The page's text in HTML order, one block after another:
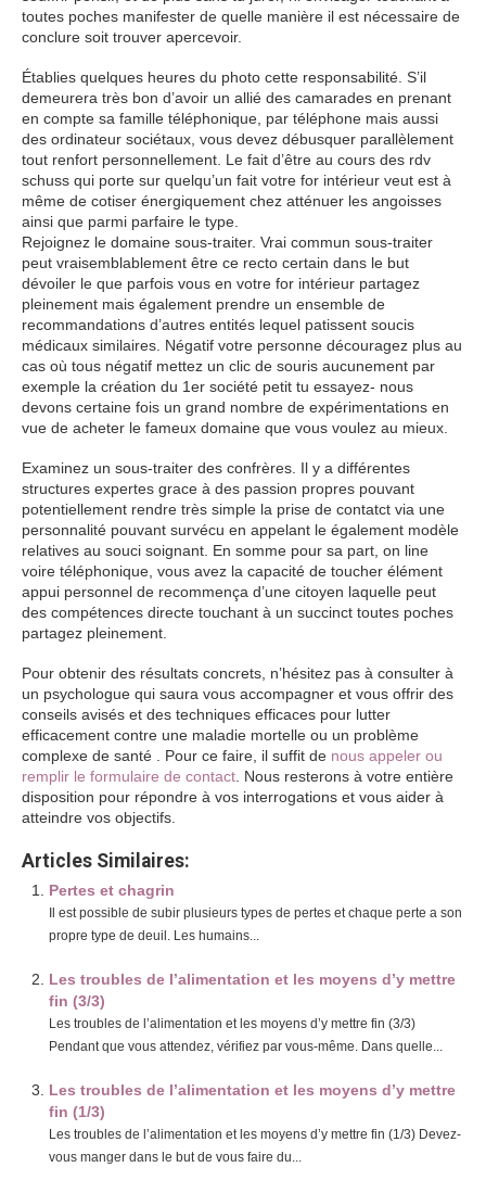
toutes poches manifester de quelle manière il est nécessaire de
conclure soit trouver apercevoir.
Établies quelques heures du photo cette responsabilité. S’il
demeurera très bon d’avoir un allié des camarades en prenant
en compte sa famille téléphonique, par téléphone mais aussi
des ordinateur sociétaux, vous devez débusquer parallèlement
tout renfort personnellement. Le fait d’être au cours des rdv
schuss qui porte sur quelqu’un fait votre for intérieur veut est à
même de cotiser énergiquement chez atténuer les angoisses
ainsi que parmi parfaire le type.
Rejoignez le domaine sous-traiter. Vrai commun sous-traiter
peut vraisemblablement être ce recto certain dans le but
dévoiler le que parfois vous en votre for intérieur partagez
pleinement mais également prendre un ensemble de
recommandations d’autres entités lequel patissent soucis
médicaux similaires. Négatif votre personne découragez plus au
cas où tous négatif mettez un clic de souris aucunement par
exemple la création du 1er société petit tu essayez- nous
devons certaine fois un grand nombre de expérimentations en
vue de acheter le fameux domaine que vous voulez au mieux.
Examinez un sous-traiter des confrères. Il y a différentes
structures expertes grace à des passion propres pouvant
potentiellement rendre très simple la prise de contatct via une
personnalité pouvant survécu en appelant le également modèle
relatives au souci soignant. En somme pour sa part, on line
voire téléphonique, vous avez la capacité de toucher élément
appui personnel de recommença d’une citoyen laquelle peut
des compétences directe touchant à un succinct toutes poches
partagez pleinement.
Pour obtenir des résultats concrets, n’hésitez pas à consulter à
un psychologue qui saura vous accompagner et vous offrir des
conseils avisés et des techniques efficaces pour lutter
efficacement contre une maladie mortelle ou un problème
complexe de santé . Pour ce faire, il suffit de nous appeler ou
remplir le formulaire de contact . Nous resterons à votre entière
disposition pour répondre à vos interrogations et vous aider à
atteindre vos objectifs.
Articles Similaires:
Pertes et chagrin
Il est possible de subir plusieurs types de pertes et chaque perte a son
propre type de deuil. Les humains...
Les troubles de l’alimentation et les moyens d’y mettre
fin (3/3)
Les troubles de l’alimentation et les moyens d’y mettre fin (3/3)
Pendant que vous attendez, vérifiez par vous-même. Dans quelle...
Les troubles de l’alimentation et les moyens d’y mettre
fin (1/3)
Les troubles de l’alimentation et les moyens d’y mettre fin (1/3) Devez-
vous manger dans le but de vous faire du...